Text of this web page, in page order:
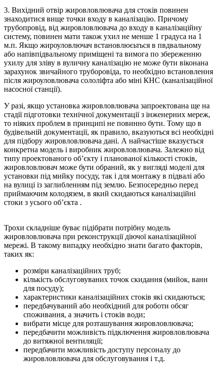
3. Вихідний отвір жировловлювача для стоків повинен
знаходитися вище точки входу в каналізацію. Причому
трубопровід, від жировловлювача до входу в каналізаційну
систему, повинен мати також ухил не менше 1 градуса на 1
м.п. Якщо жироуловлючач встановлюєьться в пвдвальному
або напівпідвальному приміщені та вимога по збереженню
ухилу для зліву в вуличну каналізацію не може бути віконана
зарахунок звичайного труборовіда, то необхідно встановлення
після жироуловлювача сололіфта або міні КНС (каналізаційної
насосної станції).
У разі, якщо установка жировловлювача запроектована ще на
стадії підготовки технічної документації з інженерних мереж,
то ніяких проблем в принципі не повинно бути. Тому що в
будівельній документації, як правило, вказуються всі необхідні
для підбору жировловлювача дані. А найчастіше вказується
конкретна модель і виробник жировловлювача. Залежно від
типу проектованого об’єкту і планованої кількості стоків,
жировловлювач може бути обраний, як у вигляді моделі для
установки під мийку посуду, так і для монтажу в підвалі або
на вулиці із заглибленням під землю. Безпосередньо перед
приймаючим колодязем, в який скидаються каналізаційні
стоки з усього об’єкта .
Трохи складніше буває підібрати потрібну модель
жировловлювача при реконструкції діючої каналізаційної
мережі. В такому випадку необхідно знати багато факторів,
таких як:
розміри каналізаційних труб;
кількість обслуговуваних точок скидання (мийок, ванн
для посуду);
характеристики каналізаційних стоків які скидаються;
передбачуваний або необхідний для роботи обсяг
споживання, а значить і стоків води;
вибрати місце для розташування жировловлювача;
передбачити можливість підключення жировловлювача
до витяжної вентиляції;
передбачити можливість доступу персоналу до
жировловлювача для обслуговування і т.д.